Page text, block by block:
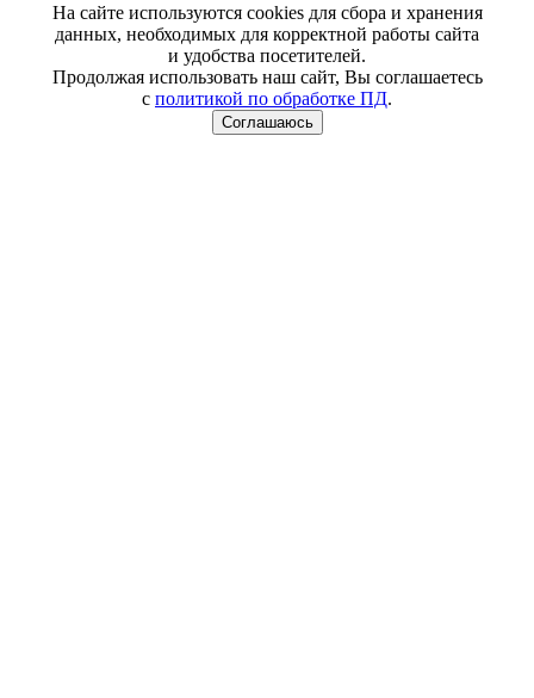
На сайте используются cookies для сбора и хранения
данных, необходимых для корректной работы сайта
и удобства посетителей.
Продолжая использовать наш сайт, Вы соглашаетесь
с политикой по обработке ПД.
Соглашаюсь